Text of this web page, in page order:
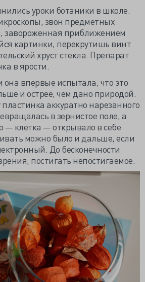
уроки ботаники в школе.
звон предметных
завороженная приближением
картинки, перекрутишь винт
хруст стекла. Препарат
в ярости.
она впервые испытала, что это
и острее, чем дано природой.
аккуратно нарезанного
в зернистое поле, а
— клетка — открывало в себе
можно было и дальше, если
До бесконечности
постигать непостигаемое.